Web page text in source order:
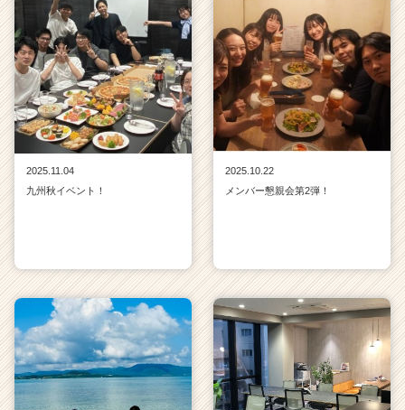
2025.11.04
九州秋イベント！
2025.10.22
メンバー懇親会第2弾！